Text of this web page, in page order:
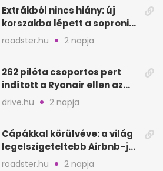
Extrákból nincs hiány: új
korszakba lépett a soproni
Fagus Hotel
roadster.hu 2 napja
262 pilóta csoportos pert
indított a Ryanair ellen az
Egyesült Királyságban
drive.hu 2 napja
Cápákkal körülvéve: a világ
legelszigeteltebb Airbnb-je
a nyílt tengeren
roadster.hu 2 napja